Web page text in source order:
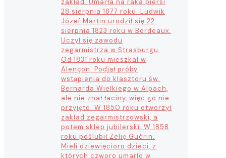
28 sierpnia 1877 roku. Ludwik
Józef Martin urodził się 22
sierpnia 1823 roku w Bordeaux.
Uczył się zawodu
zegarmistrza w Strasburgu.
Od 1831 roku mieszkał w
Alençon. Podjął próby
wstąpienia do klasztoru św.
Bernarda Wielkiego w Alpach,
ale nie znał łaciny, więc go nie
przyjęto. W 1850 roku otworzył
zakład zegarmistrzowski, a
potem sklep jubilerski. W 1858
roku poślubił Zelię Guérin.
Mieli dziewięcioro dzieci, z
których czworo umarło w